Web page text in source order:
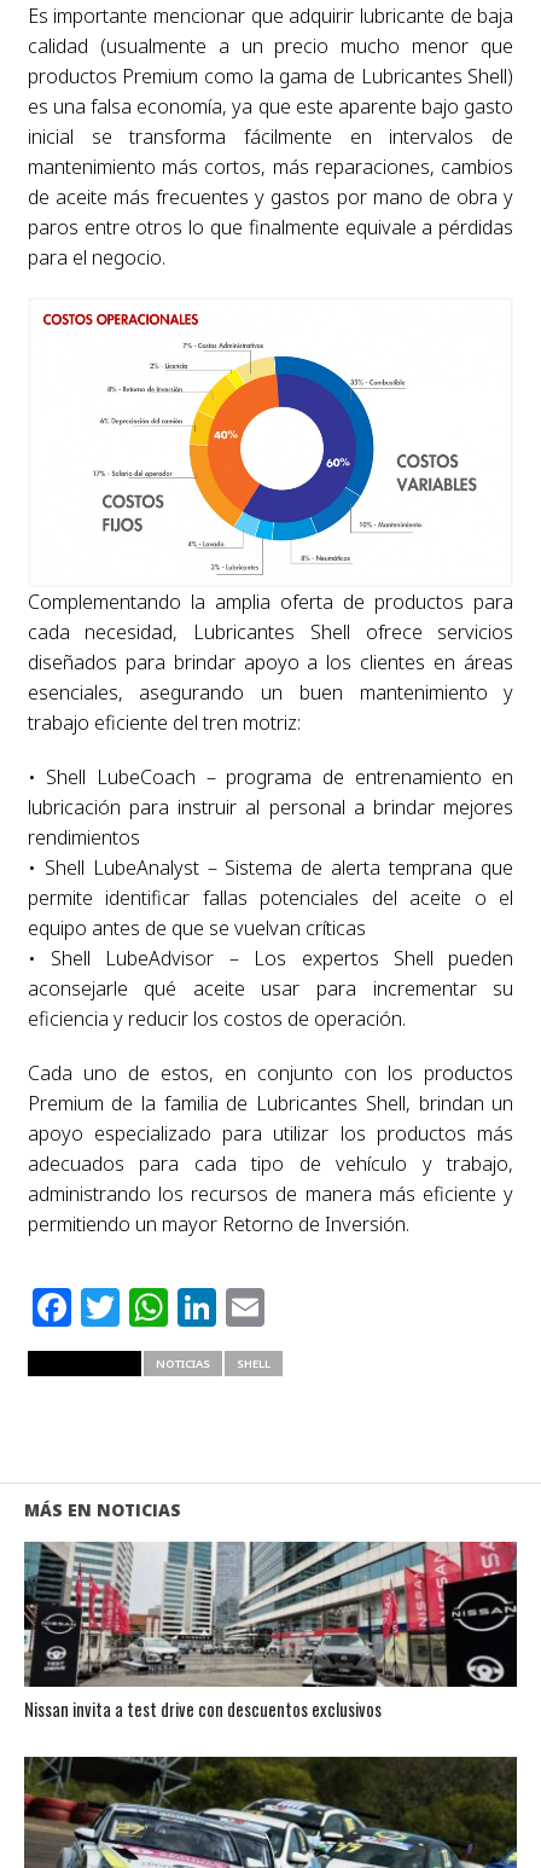
Es importante mencionar que adquirir lubricante de baja
calidad (usualmente a un precio mucho menor que
productos Premium como la gama de Lubricantes Shell)
es una falsa economía, ya que este aparente bajo gasto
inicial se transforma fácilmente en intervalos de
mantenimiento más cortos, más reparaciones, cambios
de aceite más frecuentes y gastos por mano de obra y
paros entre otros lo que finalmente equivale a pérdidas
para el negocio.
Complementando la amplia oferta de productos para
cada necesidad, Lubricantes Shell ofrece servicios
diseñados para brindar apoyo a los clientes en áreas
esenciales, asegurando un buen mantenimiento y
trabajo eficiente del tren motriz:
• Shell LubeCoach – programa de entrenamiento en
lubricación para instruir al personal a brindar mejores
rendimientos
• Shell LubeAnalyst – Sistema de alerta temprana que
permite identificar fallas potenciales del aceite o el
equipo antes de que se vuelvan críticas
• Shell LubeAdvisor – Los expertos Shell pueden
aconsejarle qué aceite usar para incrementar su
eficiencia y reducir los costos de operación.
Cada uno de estos, en conjunto con los productos
Premium de la familia de Lubricantes Shell, brindan un
apoyo especializado para utilizar los productos más
adecuados para cada tipo de vehículo y trabajo,
administrando los recursos de manera más eficiente y
permitiendo un mayor Retorno de Inversión.
Facebook
Twitter
WhatsApp
LinkedIn
Email
NOTICIAS SHELL
MÁS EN NOTICIAS
Nissan invita a test drive con descuentos exclusivos